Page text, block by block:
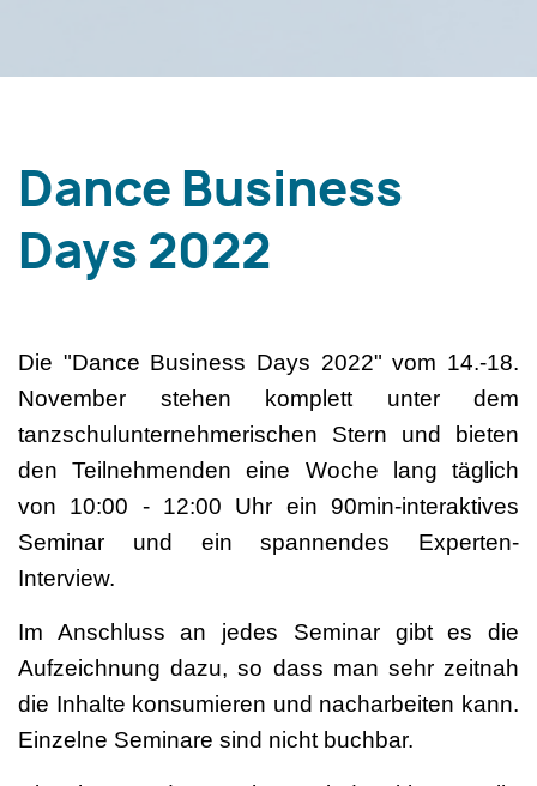
Dance Business
Days 2022
Die "Dance Business Days 2022" vom 14.-18.
November stehen komplett unter dem
tanzschulunternehmerischen Stern und bieten
den Teilnehmenden eine Woche lang täglich
von 10:00 - 12:00 Uhr ein 90min-interaktives
Seminar und ein spannendes Experten-
Interview.
Im Anschluss an jedes Seminar gibt es die
Aufzeichnung dazu, so dass man sehr zeitnah
die Inhalte konsumieren und nacharbeiten kann.
Einzelne Seminare sind nicht buchbar.